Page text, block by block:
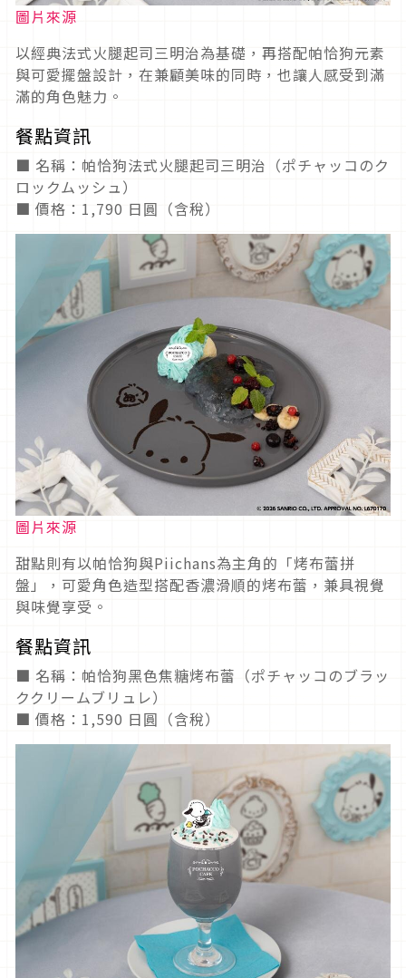
圖片來源
以經典法式火腿起司三明治為基礎，再搭配帕恰狗元素
與可愛擺盤設計，在兼顧美味的同時，也讓人感受到滿
滿的角色魅力。
餐點資訊
■ 名稱：帕恰狗法式火腿起司三明治（ポチャッコのク
ロックムッシュ）
■ 價格：1,790 日圓（含稅）
圖片來源
甜點則有以帕恰狗與Piichans為主角的「烤布蕾拼
盤」，可愛角色造型搭配香濃滑順的烤布蕾，兼具視覺
與味覺享受。
餐點資訊
■ 名稱：帕恰狗黑色焦糖烤布蕾（ポチャッコのブラッ
ククリームブリュレ）
■ 價格：1,590 日圓（含稅）